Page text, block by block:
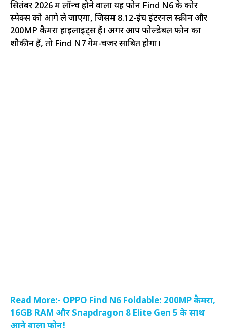
सितंबर 2026 में लॉन्च होने वाला यह फोन Find N6 के कोर
स्पेक्स को आगे ले जाएगा, जिसमें 8.12-इंच इंटरनल स्क्रीन और
200MP कैमरा हाइलाइट्स हैं। अगर आप फोल्डेबल फोन का
शौकीन हैं, तो Find N7 गेम-चेंजर साबित होगा।
Read More:- OPPO Find N6 Foldable: 200MP कैमरा,
16GB RAM और Snapdragon 8 Elite Gen 5 के साथ
आने वाला फोन!